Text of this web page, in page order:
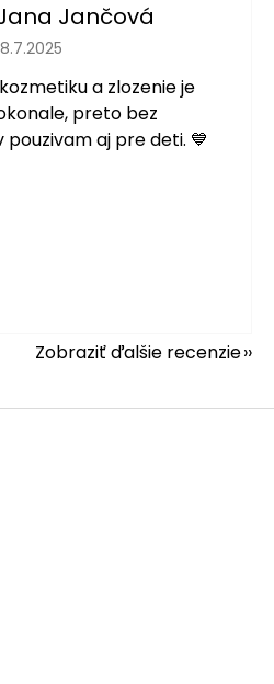
Jančová
obchodu je 5 z 5
a zlozenie je
preto bez
aj pre deti. 💙
Zobraziť ďalšie recenzie